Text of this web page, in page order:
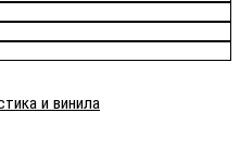
и винила